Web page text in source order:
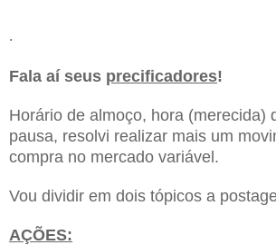
.
Fala aí seus precificadores!
Horário de almoço, hora (merecida)
pausa, resolvi realizar mais um
compra no mercado variável.
Vou dividir em dois tópicos a
AÇÕES: